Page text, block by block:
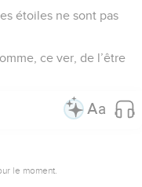
étoiles ne sont pas
ce ver, de l’être
le moment.